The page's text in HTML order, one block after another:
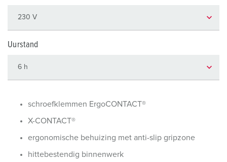
Uurstand
schroefklemmen ErgoCONTACT®
X-CONTACT®
ergonomische behuizing met anti-slip gripzone
hittebestendig binnenwerk